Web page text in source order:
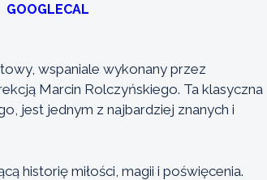
GOOGLECAL
wspaniale wykonany przez
Marcin Rolczyńskiego. Ta klasyczna
jest jednym z najbardziej znanych i
historię miłości, magii i poświęcenia.